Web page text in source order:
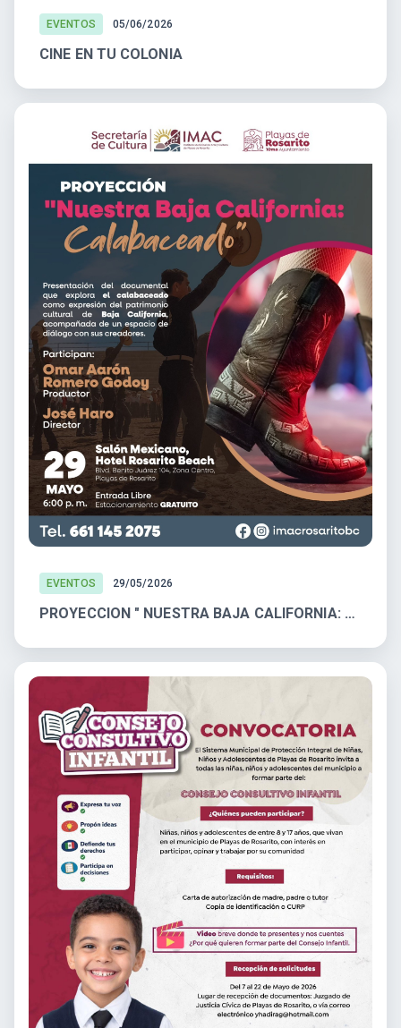
EVENTOS 05/06/2026
CINE EN TU COLONIA
EVENTOS 29/05/2026
PROYECCION " NUESTRA BAJA CALIFORNIA: CALABACEADO"